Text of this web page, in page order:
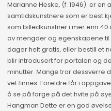
Marianne Heske, (f. 1946). er en
samtidskunstnere som er best
som billedkunstner i mer enn 40
av mengder og egenskapene til
dager helt gratis, eller bestill et
blir introdusert for portalen og
minutter. Mange tror dessverre
vet finnes. Foreldre får i
å se på farge på det hvite på
Hangman Dette er en god